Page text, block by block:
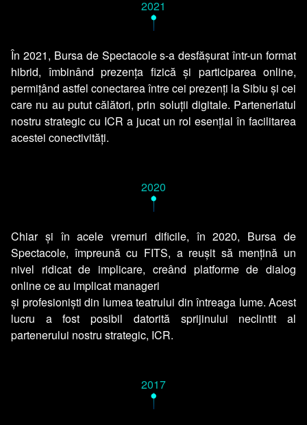
2021
•
În 2021, Bursa de Spectacole s-a desfășurat într-un format
hibrid, îmbinând prezența fizică și participarea online,
permițând astfel conectarea între cei prezenți la Sibiu și cei
care nu au putut călători, prin soluții digitale. Parteneriatul
nostru strategic cu ICR a jucat un rol esențial în facilitarea
acestei conectivități.
2020
•
Chiar și în acele vremuri dificile, în 2020, Bursa de
Spectacole, împreună cu FITS, a reușit să mențină un
nivel ridicat de implicare, creând platforme de dialog
online ce au implicat manageri
și profesioniști din lumea teatrului din întreaga lume. Acest
lucru a fost posibil datorită sprijinului neclintit al
partenerului nostru strategic, ICR.
2017
•